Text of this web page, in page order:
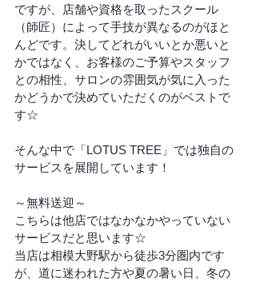
ですが、店舗や資格を取ったスクール
（師匠）によって手技が異なるのがほと
んどです。決してどれがいいとか悪いと
かではなく、お客様のご予算やスタッフ
との相性、サロンの雰囲気が気に入った
かどうかで決めていただくのがベストで
す☆
そんな中で「LOTUS TREE」では独自の
サービスを展開しています！
～無料送迎～
こちらは他店ではなかなかやっていない
サービスだと思います☆
当店は相模大野駅から徒歩3分圏内です
が、道に迷われた方や夏の暑い日、冬の